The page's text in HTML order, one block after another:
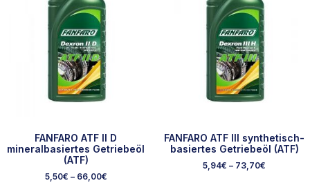
FANFARO ATF II D
mineralbasiertes Getriebeöl
(ATF)
5,50€ – 66,00€
FANFARO ATF III synthetisch-
basiertes Getriebeöl (ATF)
5,94€ – 73,70€